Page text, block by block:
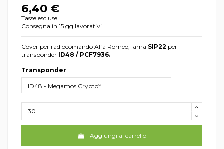
6,40 €
Tasse escluse
Consegna in 15 gg lavorativi
Cover per radiocomando Alfa Romeo, lama SIP22 per
transponder ID48 / PCF7936.
Transponder
Aggiungi al carrello